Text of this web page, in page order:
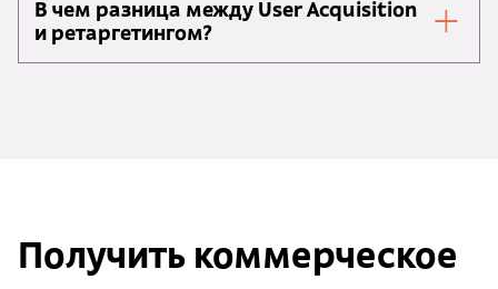
В чем разница между User Acquisition
и ретаргетингом?
Получить коммерческое